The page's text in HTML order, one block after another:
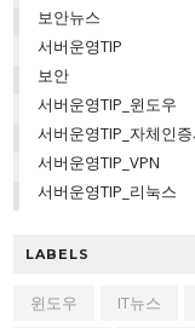
보안뉴스
서버운영TIP
보안
서버운영TIP_윈도우
서버운영TIP_자체인증
서버운영TIP_VPN
서버운영TIP_리눅스
LABELS
윈도우 IT뉴스